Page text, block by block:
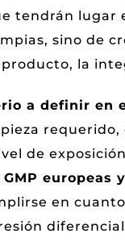
tendrán lugar
sino de
la
a definir en
de
europeas
en